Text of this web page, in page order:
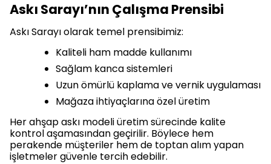
Askı Sarayı’nın Çalışma Prensibi
Askı Sarayı olarak temel prensibimiz:
Kaliteli ham madde kullanımı
Sağlam kanca sistemleri
Uzun ömürlü kaplama ve vernik uygulaması
Mağaza ihtiyaçlarına özel üretim
Her ahşap askı modeli üretim sürecinde kalite
kontrol aşamasından geçirilir. Böylece hem
perakende müşteriler hem de toptan alım yapan
işletmeler güvenle tercih edebilir.